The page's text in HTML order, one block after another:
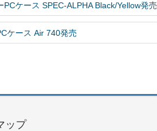
ケース SPEC-ALPHA Black/Yellow発売
ケース Air 740発売
ップ